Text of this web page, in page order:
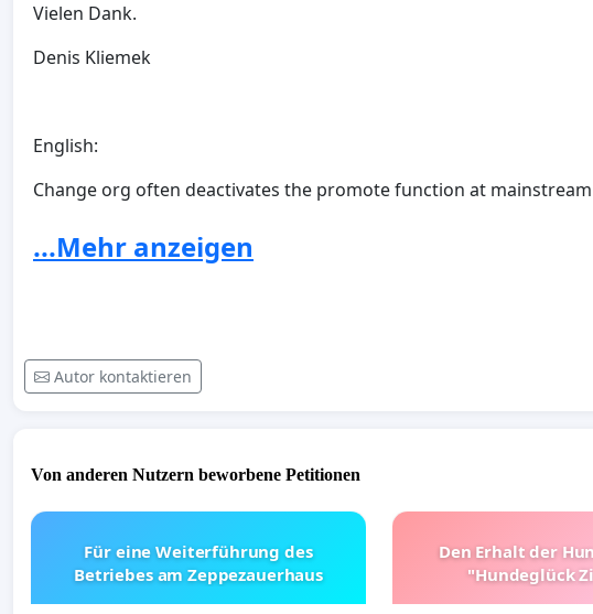
Vielen Dank.
Denis Kliemek
English:
Change org often deactivates the promote function at
The promote function is used to place petition ads, which makes
If the promote function is deactivated so that a petition can no
at mainstream critical petitions.
Please sign and share the petition.
...Mehr anzeigen
Autor kontaktieren
Von anderen Nutzern beworbene Petitionen
Für eine Weiterführung des
Betriebes am Zeppezauerhaus
Den Erhalt der
"Hundeglück